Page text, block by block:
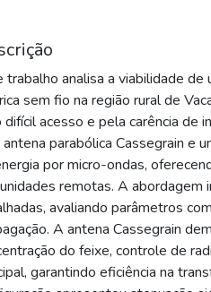
trabalho analisa a viabilidade
sem fio na região rural de
difícil acesso e pela carência de
antena parabólica Cassegrain e
por micro-ondas,
remotas. A abordagem
avaliando parâmetros
A antena Cassegrain
do feixe, controle de
garantindo eficiência na